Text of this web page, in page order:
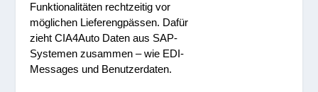
Funktionalitäten rechtzeitig vor
möglichen Lieferengpässen. Dafür
zieht CIA4Auto Daten aus SAP-
Systemen zusammen – wie EDI-
Messages und Benutzerdaten.